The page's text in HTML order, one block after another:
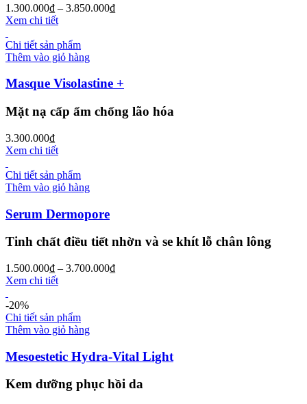
1.300.000₫ – 3.850.000₫
Xem chi tiết
Chi tiết sản phẩm
Thêm vào giỏ hàng
Masque Visolastine +
Mặt nạ cấp ẩm chống lão hóa
3.300.000₫
Xem chi tiết
Chi tiết sản phẩm
Thêm vào giỏ hàng
Serum Dermopore
Tinh chất điều tiết nhờn và se khít lỗ chân lông
1.500.000₫ – 3.700.000₫
Xem chi tiết
-20%
Chi tiết sản phẩm
Thêm vào giỏ hàng
Mesoestetic Hydra-Vital Light
Kem dưỡng phục hồi da